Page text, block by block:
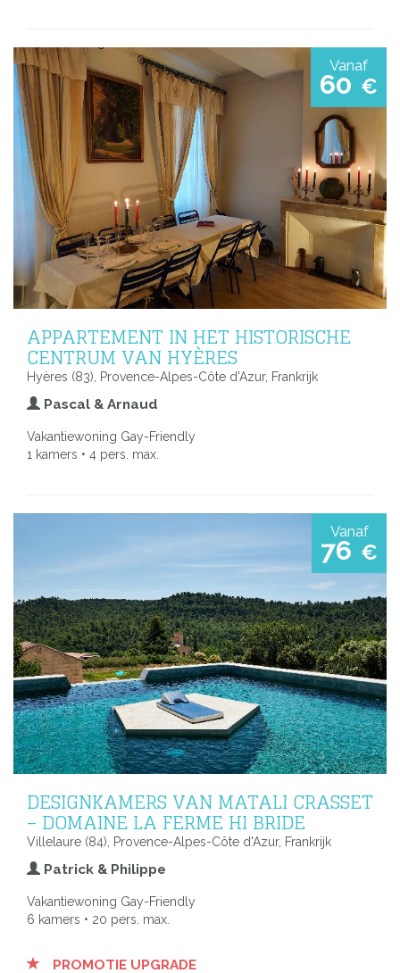
Vanaf
60 €
APPARTEMENT IN HET HISTORISCHE
CENTRUM VAN HYÈRES
Hyères (83), Provence-Alpes-Côte d'Azur, Frankrijk
Pascal & Arnaud
Vakantiewoning Gay-Friendly
1 kamers • 4 pers. max.
Vanaf
76 €
DESIGNKAMERS VAN MATALI CRASSET
– DOMAINE LA FERME HI BRIDE
Villelaure (84), Provence-Alpes-Côte d'Azur, Frankrijk
Patrick & Philippe
Vakantiewoning Gay-Friendly
6 kamers • 20 pers. max.
PROMOTIE UPGRADE